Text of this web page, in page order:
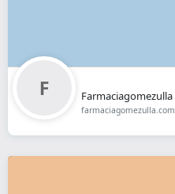
Farmaciagomezulla
farmaciagomezulla.com